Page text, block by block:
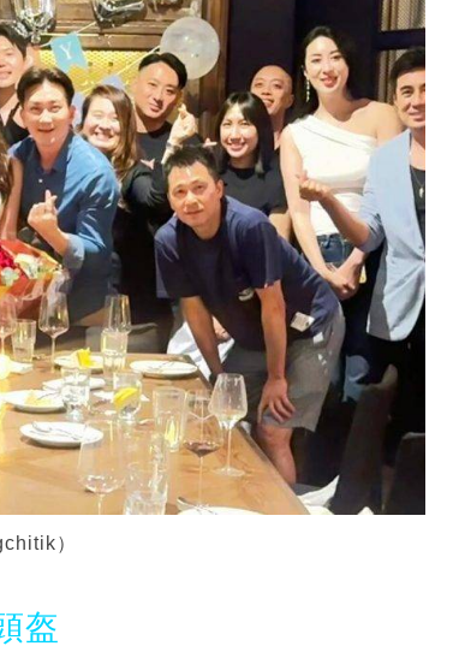
）
盔